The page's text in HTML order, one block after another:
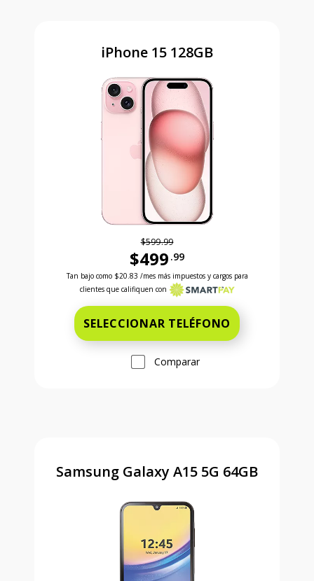
iPhone 15 128GB
$599.99
$499 .99
Antes el precio era 599 dollars and 99 cents
Tan bajo como $20.83 /mes más impuestos y cargos para
clientes que califiquen con
SELECCIONAR TELÉFONO
Comparar
Samsung Galaxy A15 5G 64GB